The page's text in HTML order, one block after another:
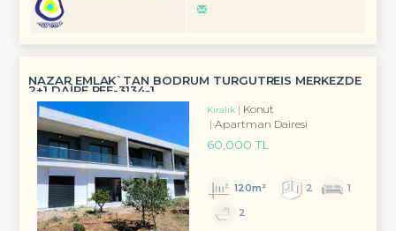
NAZAR EMLAK`TAN BODRUM TURGUTREİS MERKEZDE
2+1 DAİRE REF-3134-1
Kiralık
Konut
Apartman Dairesi
60,000 TL
120m² 2
1
2